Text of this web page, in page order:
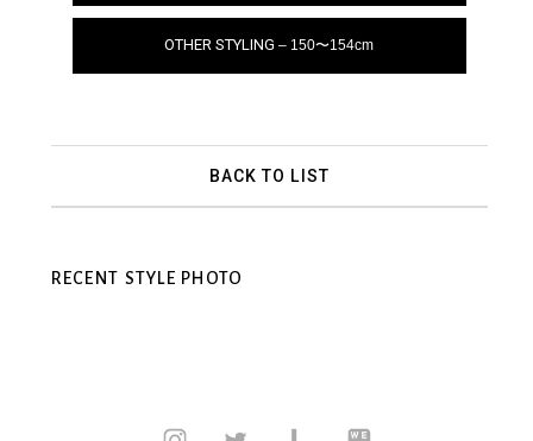
OTHER STYLING – 150〜154cm
BACK TO LIST
RECENT STYLE PHOTO